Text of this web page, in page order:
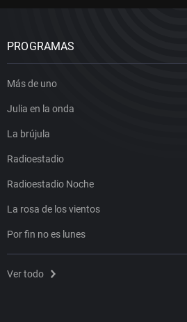
PROGRAMAS
Más de uno
Julia en la onda
La brújula
Radioestadio
Radioestadio Noche
La rosa de los vientos
Por fin no es lunes
Ver todo